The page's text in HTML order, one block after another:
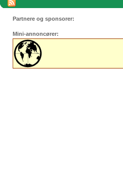
Partnere og sponsorer:
Mini-annoncører: